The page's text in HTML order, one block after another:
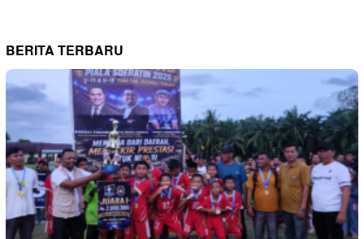
BERITA TERBARU